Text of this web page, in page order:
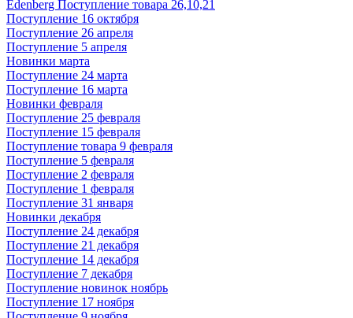
Edenberg Поступление товара 26,10,21
Поступление 16 октября
Поступление 26 апреля
Поступление 5 апреля
Новинки марта
Поступление 24 марта
Поступление 16 марта
Новинки февраля
Поступление 25 февраля
Поступление 15 февраля
Поступление товара 9 февраля
Поступление 5 февраля
Поступление 2 февраля
Поступление 1 февраля
Поступление 31 января
Новинки декабря
Поступление 24 декабря
Поступление 21 декабря
Поступление 14 декабря
Поступление 7 декабря
Поступление новинок ноябрь
Поступление 17 ноября